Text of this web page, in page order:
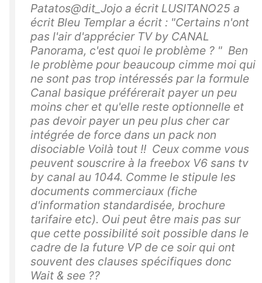
Patatos@dit_Jojo a écrit LUSITANO25 a
écrit Bleu Templar a écrit : "Certains n'ont
pas l'air d'apprécier TV by CANAL
Panorama, c'est quoi le problème ? " Ben
le problème pour beaucoup cimme moi qui
ne sont pas trop intéressés par la formule
Canal basique préférerait payer un peu
moins cher et qu'elle reste optionnelle et
pas devoir payer un peu plus cher car
intégrée de force dans un pack non
disociable Voilà tout !! Ceux comme vous
peuvent souscrire à la freebox V6 sans tv
by canal au 1044. Comme le stipule les
documents commerciaux (fiche
d'information standardisée, brochure
tarifaire etc). Oui peut être mais pas sur
que cette possibilité soit possible dans le
cadre de la future VP de ce soir qui ont
souvent des clauses spécifiques donc
Wait & see ??